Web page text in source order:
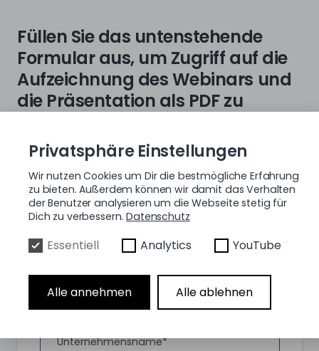
Füllen Sie das untenstehende
Formular aus, um Zugriff auf die
Aufzeichnung des Webinars und
die Präsentation als PDF zu
Vorname*
Jobbezeichnung
Unternehmensname*
Privatsphäre Einstellungen
Wir nutzen Cookies um Dir die bestmögliche Erfahrung
zu bieten. Außerdem können wir damit das Verhalten
der Benutzer analysieren um die Webseite stetig für
Dich zu verbessern.Datenschutz
Essentiell Analytics YouTube
Alle annehmen Alle ablehnen